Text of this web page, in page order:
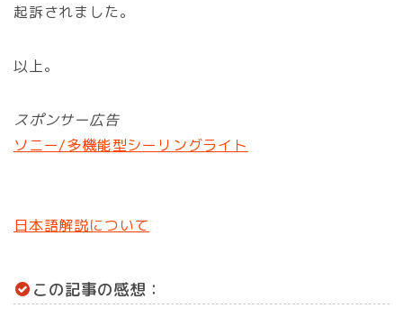
起訴されました。
以上。
スポンサー広告
ソニー/多機能型シーリングライト
日本語解説について
この記事の感想：